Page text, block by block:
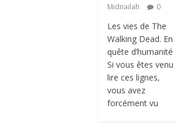
Midnailah
0
Les vies de The
Walking Dead. En
quête d’humanité
Si vous êtes venu
lire ces lignes,
vous avez
forcément vu